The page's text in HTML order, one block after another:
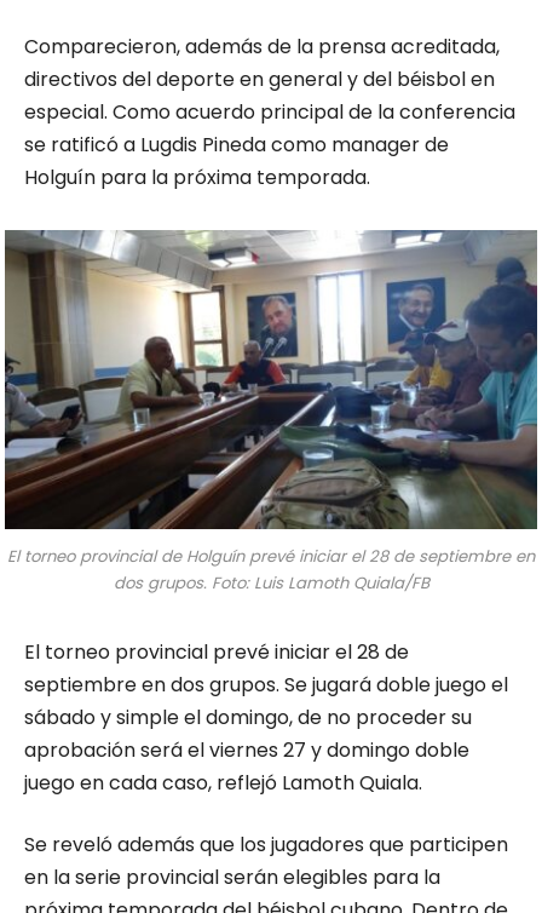
Comparecieron, además de la prensa acreditada,
directivos del deporte en general y del béisbol en
especial. Como acuerdo principal de la conferencia
se ratificó a Lugdis Pineda como manager de
Holguín para la próxima temporada.
El torneo provincial de Holguín prevé iniciar el 28 de septiembre en
dos grupos. Foto: Luis Lamoth Quiala/FB
El torneo provincial prevé iniciar el 28 de
septiembre en dos grupos. Se jugará doble juego el
sábado y simple el domingo, de no proceder su
aprobación será el viernes 27 y domingo doble
juego en cada caso, reflejó Lamoth Quiala.
Se reveló además que los jugadores que participen
en la serie provincial serán elegibles para la